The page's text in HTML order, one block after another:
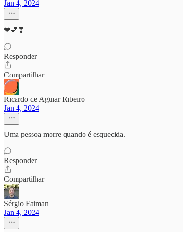
Jan 4, 2024
❤💕❣
Responder
Compartilhar
Ricardo de Aguiar Ribeiro
Jan 4, 2024
Uma pessoa morre quando é esquecida.
Responder
Compartilhar
Sérgio Faiman
Jan 4, 2024